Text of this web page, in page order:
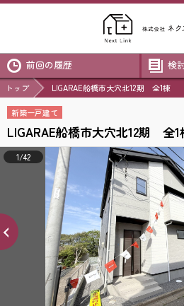
前回の履歴 検
トップ LIGARAE船橋市大穴北12期 全1棟
新築一戸建て
LIGARAE船橋市大穴北12期 全1
1/42